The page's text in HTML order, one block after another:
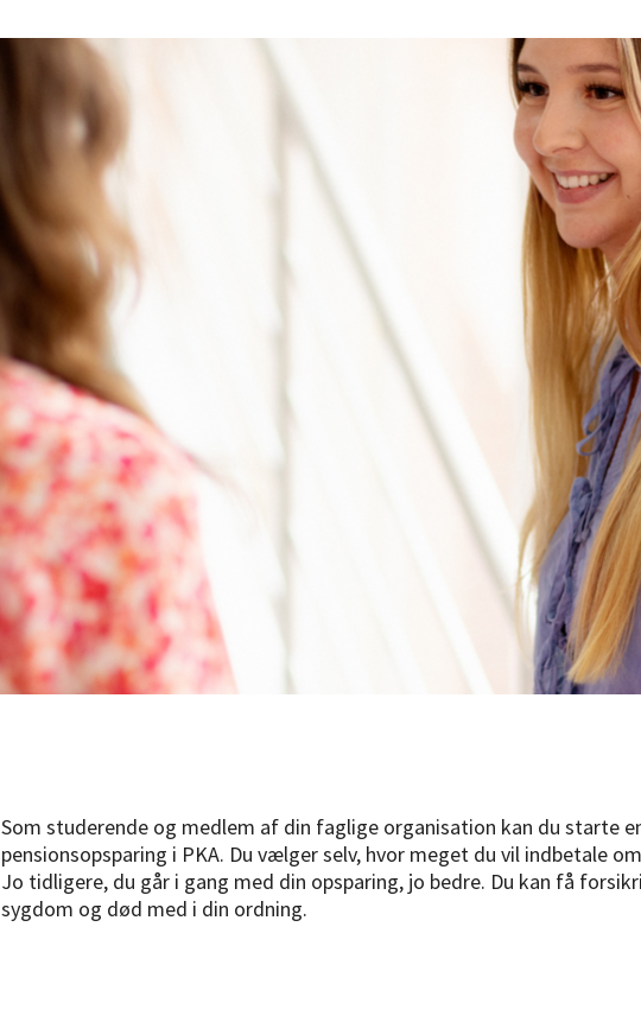
Som studerende og medlem af din faglige organisation kan du starte
pensionsopsparing i PKA. Du vælger selv, hvor meget du vil indbetale
Jo tidligere, du går i gang med din opsparing, jo bedre. Du kan få
sygdom og død med i din ordning.